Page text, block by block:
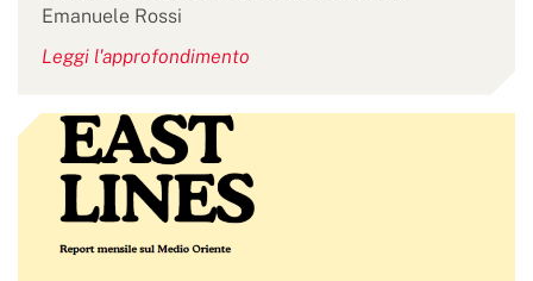
Emanuele Rossi
Leggi l'approfondimento